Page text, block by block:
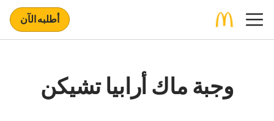
أطلبه الآن
وجبة ماك أرابيا تشيكن